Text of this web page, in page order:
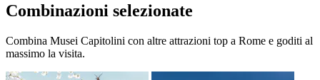
Combinazioni selezionate
Combina Musei Capitolini con altre attrazioni top a Rome e goditi al
massimo la visita.